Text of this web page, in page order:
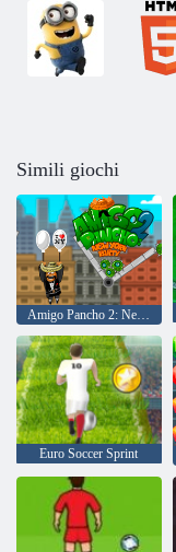
Simili giochi
Amigo Pancho 2: New York Party
Euro Soccer Sprint